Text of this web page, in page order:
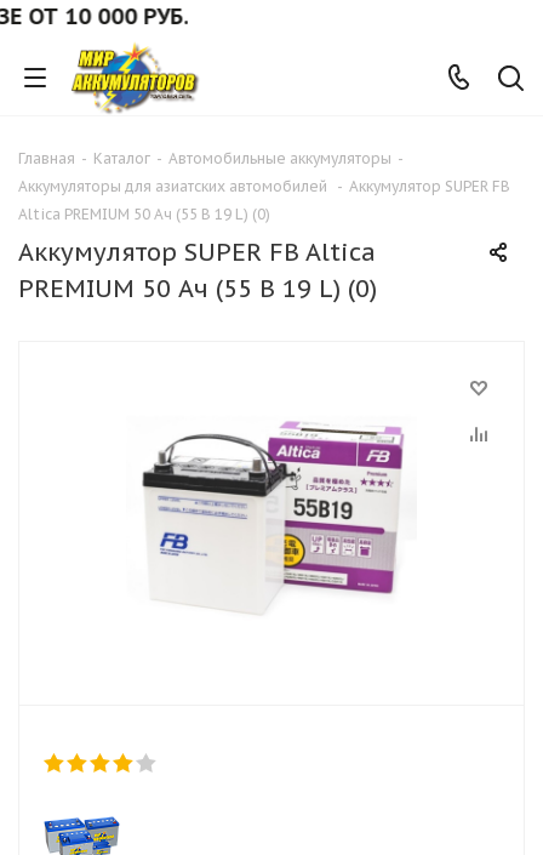
10 000 РУБ.
Главная - Каталог - Автомобильные аккумуляторы -
Аккумуляторы для азиатских автомобилей
- Аккумулятор SUPER FB
Altica PREMIUM 50 Ач (55 В 19 L) (0)
Аккумулятор SUPER FB Altica
PREMIUM 50 Ач (55 В 19 L) (0)